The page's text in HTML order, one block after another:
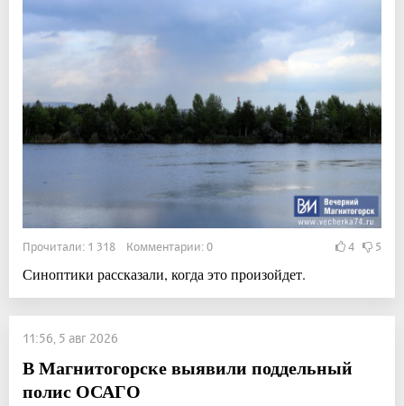
Прочитали: 1 318 Комментарии: 0 4 5
Синоптики рассказали, когда это произойдет.
11:56, 5 авг 2026
В Магнитогорске выявили поддельный
полис ОСАГО